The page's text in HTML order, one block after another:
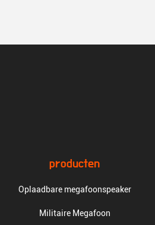
producten
Oplaadbare megafoonspeaker
Militaire Megafoon